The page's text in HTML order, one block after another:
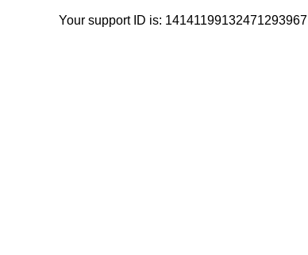
Your support ID is: 14141199132471293967